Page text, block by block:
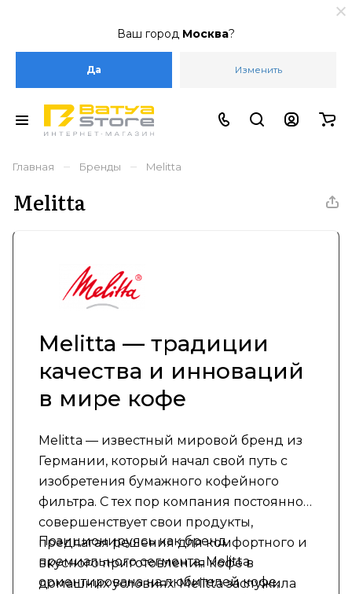
Ваш город Москва?
Да Изменить
Главная – Бренды – Melitta
Melitta
Melitta — традиции
качества и инноваций
в мире кофе
Melitta — известный мировой бренд из
Германии, который начал свой путь с
изобретения бумажного кофейного
фильтра. С тех пор компания постоянно
совершенствует свои продукты,
предлагая решения для комфортного и
вкусного приготовления кофе в
домашних условиях. Melitta заслужила
Позиционируясь как бренд
премиального сегмента, Melitta
ориентирована на любителей кофе,